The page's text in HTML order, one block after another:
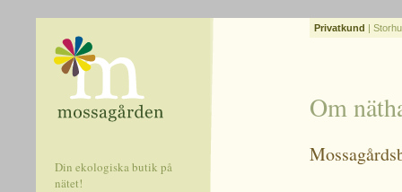
Din ekologiska butik på
nätet!
Privatkund |
Om